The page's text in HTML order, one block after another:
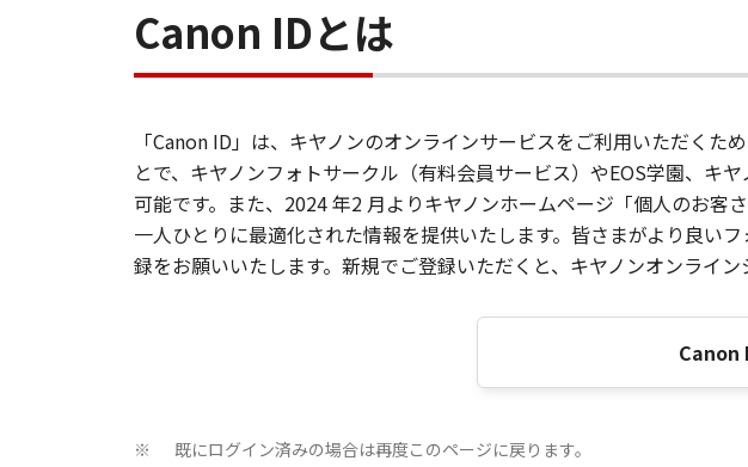
Canon IDとは
「Canon ID」は、キヤノンのオンラインサービスをご利用いただく
とで、キヤノンフォトサークル（有料会員サービス）やEOS学園、キ
可能です。また、2024 年2 月よりキヤノンホームページ「個人のお
一人ひとりに最適化された情報を提供いたします。皆さまがより良い
録をお願いいたします。新規でご登録いただくと、キヤノンオンライ
Canon
※ 既にログイン済みの場合は再度このページに戻ります。